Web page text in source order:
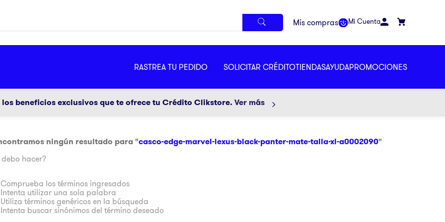
Mi Cuenta
RASTREA TU PEDIDO SOLICITAR CRÉDITOTIENDASAYUDAPROMOCIONES
beneficios exclusivos que te ofrece tu Crédito Clikstore. Ver más
ningún resultado para "casco-edge-marvel-lexus-black-panter-mate-talla-xl-a0002090"
debo hacer?
Comprueba los términos ingresados
Intenta utilizar una sola palabra
Utiliza términos genéricos en la búsqueda
Intenta buscar sinónimos del término deseado